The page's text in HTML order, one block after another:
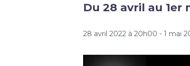
Du 28 avril au 1er
28 avril 2022 à 20h00 - 1 mai